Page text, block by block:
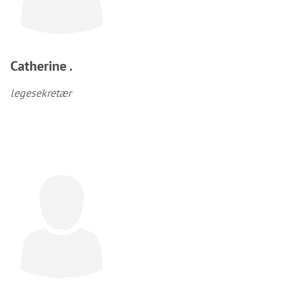
Catherine .
legesekretær